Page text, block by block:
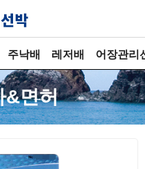
주낙배 레저배 어장관리
&면허